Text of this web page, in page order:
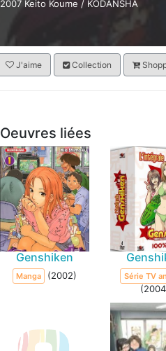
Keito Koume / KODANSHA
J'aime Collection
Oeuvres liées
Genshiken
Manga (2002) Série TV